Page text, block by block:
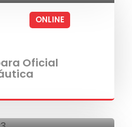
ONLINE
Oficial